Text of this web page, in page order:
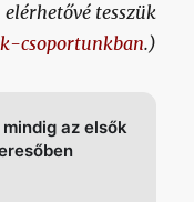
tesszük
csoportunkban.)
az elsők